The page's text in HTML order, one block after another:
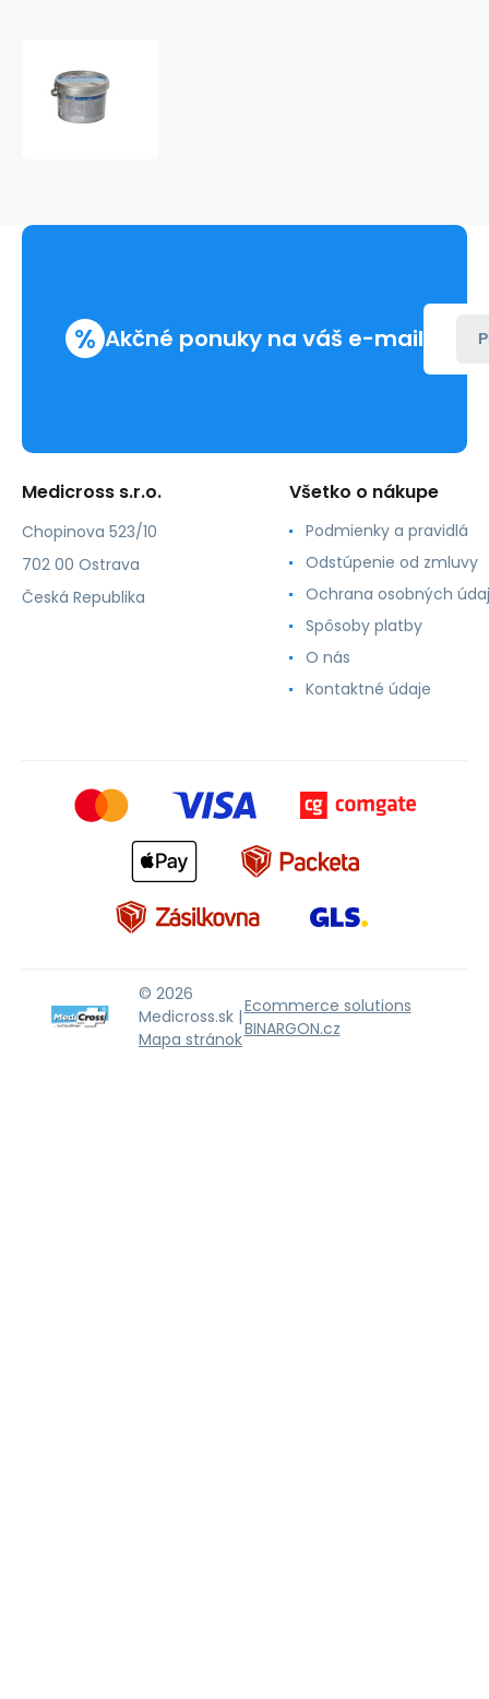
% Akčné ponuky na váš e-mail
Medicross s.r.o.
Chopinova 523/10
702 00 Ostrava
Česká Republika
Všetko o nákupe
Podmienky a pravidlá
Odstúpenie od zmluvy
Ochrana osobných
Spôsoby platby
O nás
Kontaktné údaje
© 2026
Medicross.sk |
Mapa stránok
Ecommerce solutions
BINARGON.cz